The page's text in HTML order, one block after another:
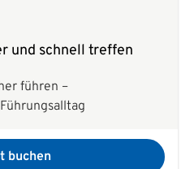
und schnell treffen
führen –
buchen